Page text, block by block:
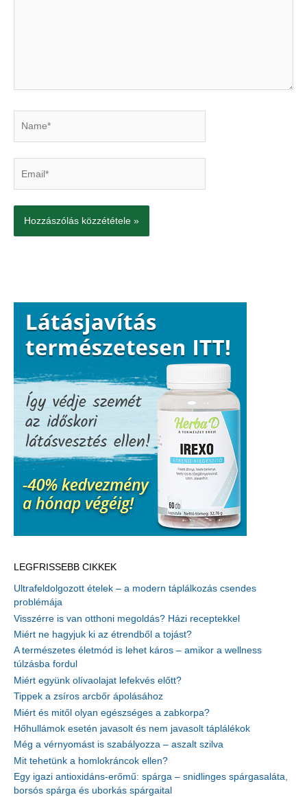
LEGFRISSEBB CIKKEK
Ultrafeldolgozott ételek – a modern táplálkozás csendes
problémája
Visszérre is van otthoni megoldás? Házi receptekkel
Miért ne hagyjuk ki az étrendből a tojást?
A természetes életmód is lehet káros – amikor a wellness
túlzásba fordul
Miért együnk olívaolajat lefekvés előtt?
Tippek a zsíros arcbőr ápolásához
Miért és mitől olyan egészséges a zabkorpa?
Hőhullámok esetén javasolt és nem javasolt táplálékok
Még a vérnyomást is szabályozza – aszalt szilva
Mit tehetünk a homlokráncok ellen?
Egy igazi antioxidáns-erőmű: spárga – snidlinges spárgasaláta,
borsós spárga és uborkás spárgaital